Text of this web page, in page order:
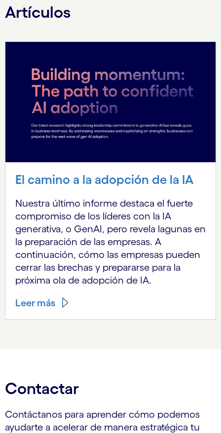
Artículos
El camino a la adopción de la IA
Nuestra último informe destaca el fuerte
compromiso de los líderes con la IA
generativa, o GenAI, pero revela lagunas en
la preparación de las empresas. A
continuación, cómo las empresas pueden
cerrar las brechas y prepararse para la
próxima ola de adopción de IA.
Leer más
Contactar
Contáctanos para aprender cómo podemos
ayudarte a acelerar de manera estratégica tu